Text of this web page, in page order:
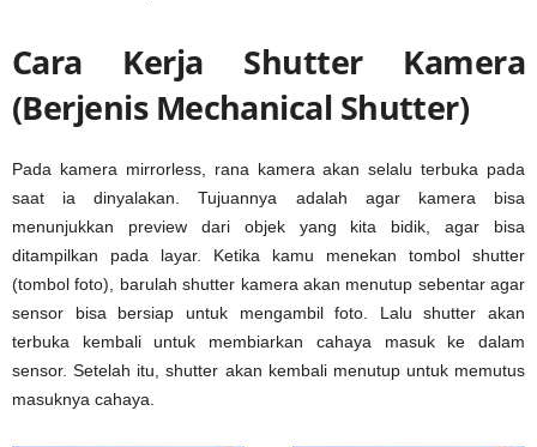
Cara Kerja Shutter Kamera
(Berjenis Mechanical Shutter)
Pada kamera mirrorless, rana kamera akan selalu terbuka pada
saat ia dinyalakan. Tujuannya adalah agar kamera bisa
menunjukkan preview dari objek yang kita bidik, agar bisa
ditampilkan pada layar. Ketika kamu menekan tombol shutter
(tombol foto), barulah shutter kamera akan menutup sebentar agar
sensor bisa bersiap untuk mengambil foto. Lalu shutter akan
terbuka kembali untuk membiarkan cahaya masuk ke dalam
sensor. Setelah itu, shutter akan kembali menutup untuk memutus
masuknya cahaya.